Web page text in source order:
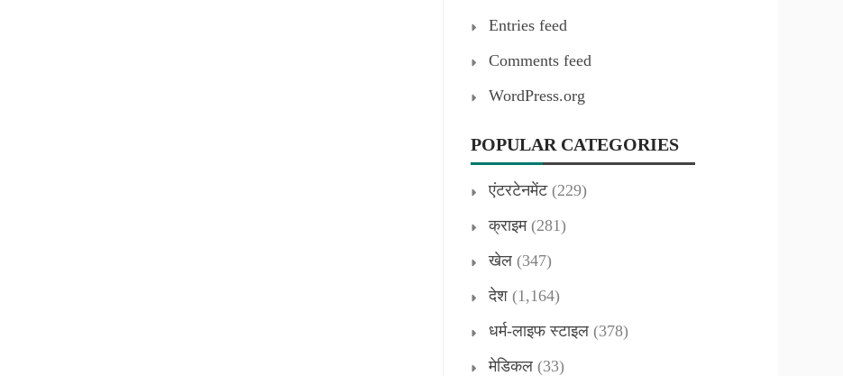
Entries feed
Comments feed
WordPress.org
POPULAR CATEGORIES
एंटरटेनमेंट(229)
क्राइम(281)
खेल (347)
देश (1,164)
धर्म-लाइफ स्टाइल (378)
मेडिकल (33)